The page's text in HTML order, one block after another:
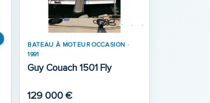
BATEAU À MOTEUR OCCASION ·
1991
Guy Couach 1501 Fly
129 000 €